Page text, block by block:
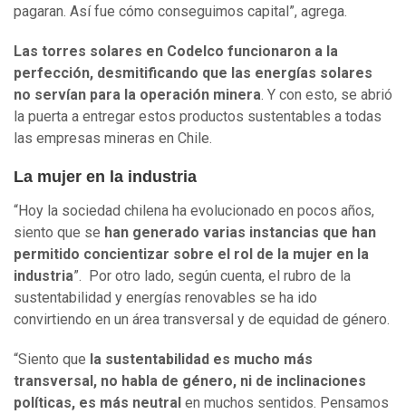
pagaran. Así fue cómo conseguimos capital”, agrega.
Las torres solares en Codelco funcionaron a la
perfección, desmitificando que las energías solares
no servían para la operación minera. Y con esto, se abrió
la puerta a entregar estos productos sustentables a todas
las empresas mineras en Chile.
La mujer en la industria
“Hoy la sociedad chilena ha evolucionado en pocos años,
siento que se han generado varias instancias que han
permitido concientizar sobre el rol de la mujer en la
industria”. Por otro lado, según cuenta, el rubro de la
sustentabilidad y energías renovables se ha ido
convirtiendo en un área transversal y de equidad de género.
“Siento que la sustentabilidad es mucho más
transversal, no habla de género, ni de inclinaciones
políticas, es más neutral en muchos sentidos. Pensamos